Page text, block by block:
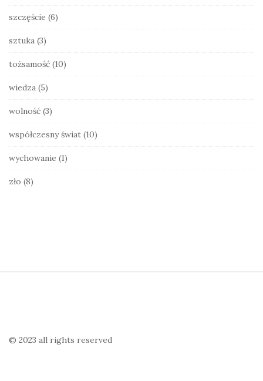
szczęście (6)
sztuka (3)
tożsamość (10)
wiedza (5)
wolność (3)
współczesny świat (10)
wychowanie (1)
zło (8)
© 2023 all rights reserved